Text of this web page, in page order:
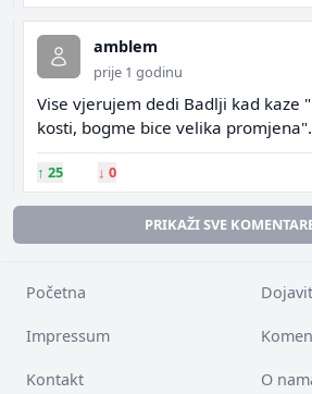
amblem
prije 1 godinu
Vise vjerujem dedi Badlji kad kaze
kosti, bogme bice velika promjena".
↑ 25 ↓ 0
PRIKAŽI SVE
Početna
Impressum
Kontakt O